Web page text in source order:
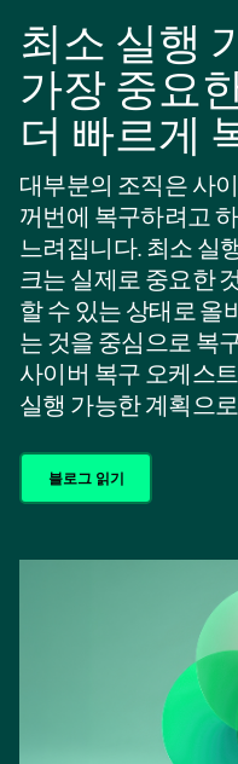
최소 실행
가장 중요
더 빠르게
대부분의 조직은 사
꺼번에 복구하려고
느려집니다. 최소 실
크는 실제로 중요한
할 수 있는 상태로 올
는 것을 중심으로 복
사이버 복구 오케스
실행 가능한 계획으
블로그 읽기